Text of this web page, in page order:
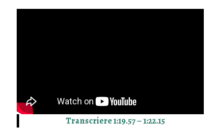
Transcriere 1:19.57 – 1:22.15